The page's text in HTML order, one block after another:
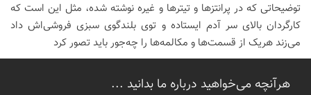
توضيحاتى که در پرانتزها و تيترها و غيره نوشته شده، مثل اين است که
کارگردان بالاى سر آدم ايستاده و توى بلندگوى سبزى فروشى‌اش داد
مى‌زند هريک از قسمت‌ها و مکالمه‌ها را چه‌جور بايد تصور کرد
هرآنچه می‌خواهید درباره ما بدانید ...